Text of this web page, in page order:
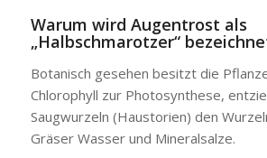
Warum wird Augentrost als
„Halbschmarotzer“
Botanisch gesehen besitzt die
Chlorophyll zur Photosynthese,
Saugwurzeln (Haustorien) den
Gräser Wasser und Mineralsalze.